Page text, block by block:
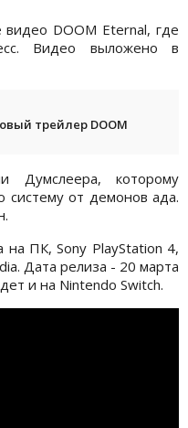
видео DOOM Eternal, где
Видео выложено в
трейлер DOOM
Думслеера, которому
от демонов ада.
ПК, Sony PlayStation 4,
Дата релиза - 20 марта
и на Nintendo Switch.